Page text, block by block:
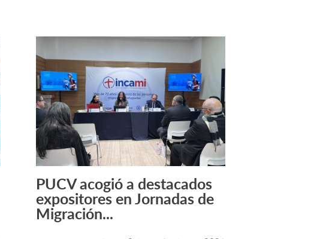
Leer más +
PUCV acogió a destacados
expositores en Jornadas de
Migración...